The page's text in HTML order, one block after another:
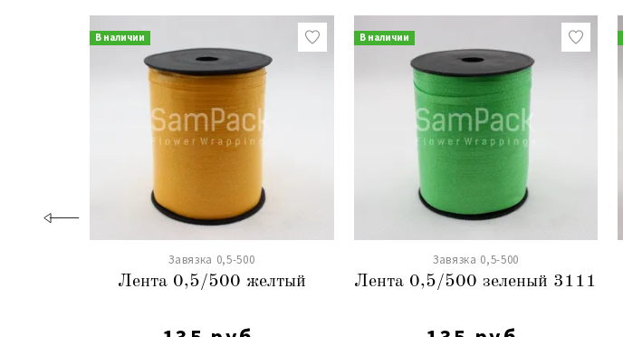
В наличии
Завязка 0,5-500
Лента 0,5/500 желтый
В наличии
Завязка 0,5-500
Лента 0,5/500 зеленый 3111